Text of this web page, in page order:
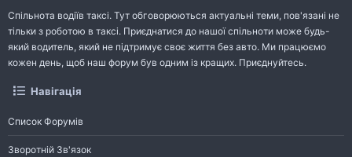
Спільнота водіїв таксі. Тут обговорюються актуальні теми, пов'язані не
тільки з роботою в таксі. Приєднатися до нашої спільноти може будь-
який водитель, який не підтримує своє життя без авто. Ми працюємо
кожен день, щоб наш форум був одним із кращих. Приєднуйтесь.
Навігація
Список Форумів
Зворотній Зв'язок